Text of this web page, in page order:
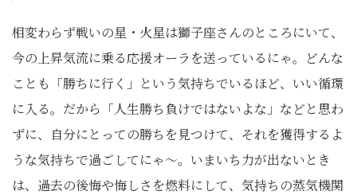
相変わらず戦いの星・火星は獅子座さんのところにいて、
今の上昇気流に乗る応援オーラを送っているにゃ。どんな
ことも「勝ちに行く」という気持ちでいるほど、いい循環
に入る。だから「人生勝ち負けではないよな」などと思わ
ずに、自分にとっての勝ちを見つけて、それを獲得するよ
うな気持ちで過ごしてにゃ〜。いまいち力が出ないとき
は、過去の後悔や悔しさを燃料にして、気持ちの蒸気機関